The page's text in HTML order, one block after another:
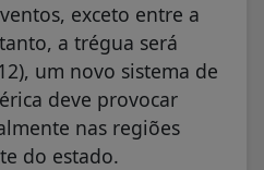
exceto entre a
a trégua será
um novo sistema de
deve provocar
nas regiões
do estado.